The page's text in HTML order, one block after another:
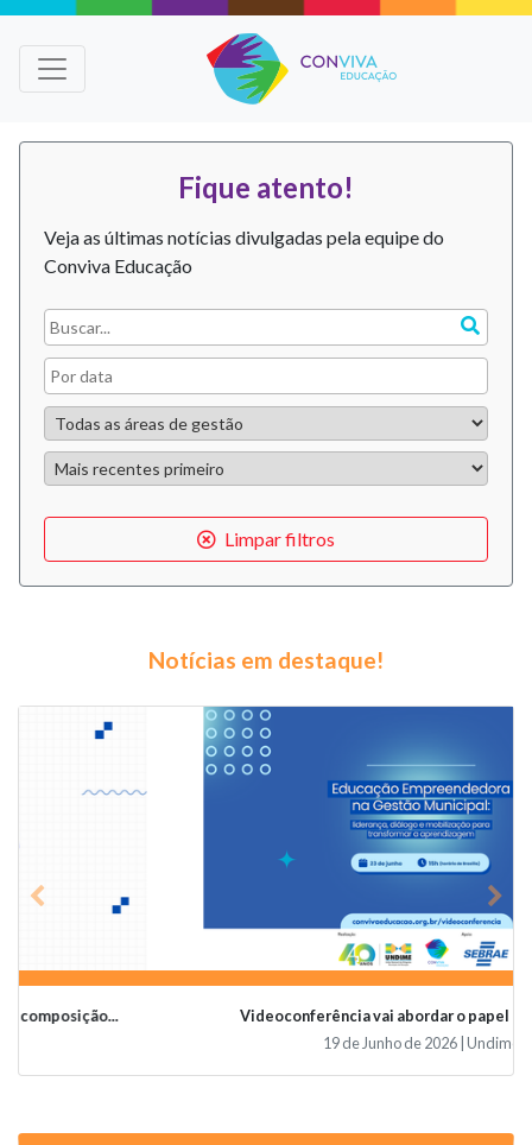
Fique atento!
Veja as últimas notícias divulgadas pela equipe do
Conviva Educação
Limpar filtros
Notícias em destaque!
Videoconferência vai abordar o papel da educaçã...
19 de Junho de 2026 | Undime
Previous